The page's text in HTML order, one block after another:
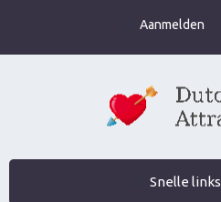
Aanmelden
Snelle links